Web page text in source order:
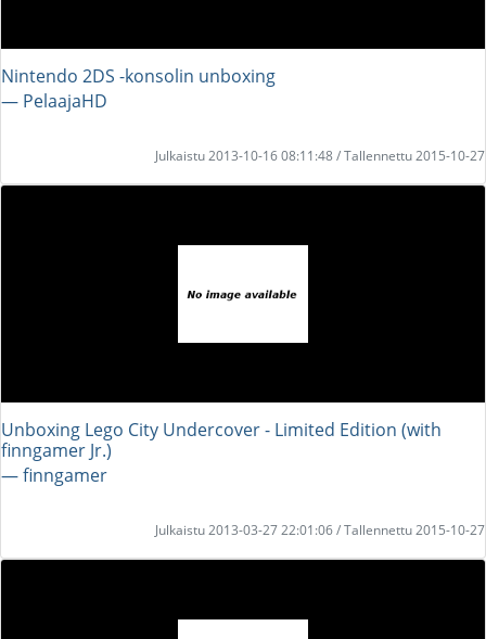
Nintendo 2DS -konsolin unboxing
― PelaajaHD
Julkaistu 2013-10-16 08:11:48 / Tallennettu 2015-10-27
Unboxing Lego City Undercover - Limited Edition (with
finngamer Jr.)
― finngamer
Julkaistu 2013-03-27 22:01:06 / Tallennettu 2015-10-27